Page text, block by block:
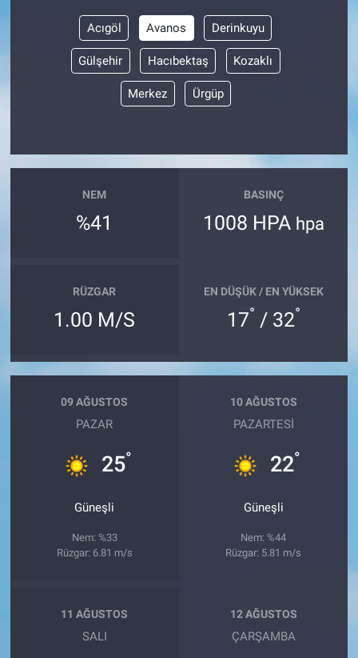
Acıgöl Avanos Derinkuyu
Gülşehir Hacıbektaş Kozaklı
Merkez Ürgüp
NEM
%41
BASINÇ
1008 HPA hpa
RÜZGAR
1.00 M/S
EN DÜŞÜK / EN YÜKSEK
17° / 32°
09 AĞUSTOS
PAZAR
25°
Güneşli
Nem: %33
Rüzgar: 6.81 m/s
10 AĞUSTOS
PAZARTESI
22°
Güneşli
Nem: %44
Rüzgar: 5.81 m/s
11 AĞUSTOS
SALI
12 AĞUSTOS
ÇARŞAMBA